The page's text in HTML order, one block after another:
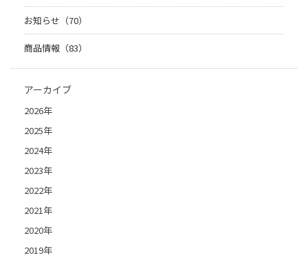
お知らせ（70）
商品情報（83）
アーカイブ
2026年
2025年
2024年
2023年
2022年
2021年
2020年
2019年